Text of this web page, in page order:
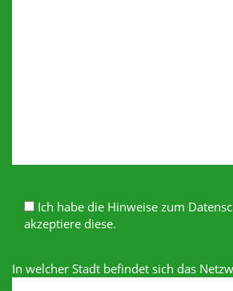
Ich habe die Hinweise zum
akzeptiere diese.
In welcher Stadt befindet sich das